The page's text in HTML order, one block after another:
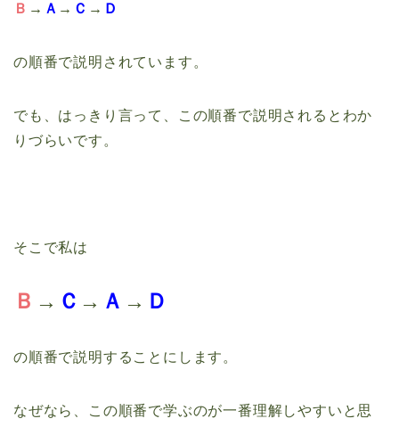
Ｂ → Ａ → Ｃ → Ｄ
の順番で説明されています。
でも、はっきり言って、この順番で説明されるとわか
りづらいです。
そこで私は
Ｂ → Ｃ → Ａ → Ｄ
の順番で説明することにします。
なぜなら、この順番で学ぶのが一番理解しやすいと思